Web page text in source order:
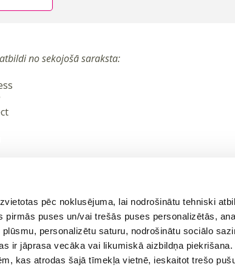
pēc noklusējuma, lai nodrošinātu tehniski
puses un/vai trešās puses personalizētās,
personalizētu saturu, nodrošinātu sociālo
ir jāprasa vecāka vai likumiskā aizbildņa piekrišana.
kas atrodas šajā tīmekļa vietnē, ieskaitot trešo
no sekojošā saraksta: